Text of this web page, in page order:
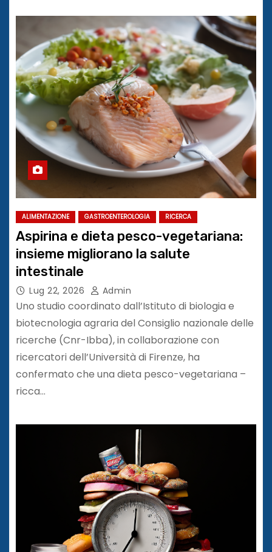
ALIMENTAZIONE GASTROENTEROLOGIA RICERCA
Aspirina e dieta pesco-vegetariana:
insieme migliorano la salute
intestinale
Lug 22, 2026 Admin
Uno studio coordinato dall’Istituto di biologia e
biotecnologia agraria del Consiglio nazionale delle
ricerche (Cnr-Ibba), in collaborazione con
ricercatori dell’Università di Firenze, ha
confermato che una dieta pesco-vegetariana –
ricca…